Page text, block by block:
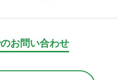
お問い合わせ